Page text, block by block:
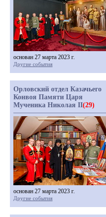
основан 27 марта 2023 г.
Другие события
Орловский отдел Казачьего
Конвоя Памяти Царя
Мученика Николая II(29)
основан 27 марта 2023 г.
Другие события